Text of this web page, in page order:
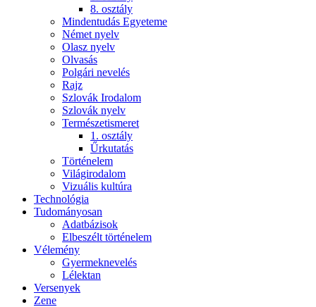
8. osztály
Mindentudás Egyeteme
Német nyelv
Olasz nyelv
Olvasás
Polgári nevelés
Rajz
Szlovák Irodalom
Szlovák nyelv
Természetismeret
1. osztály
Űrkutatás
Történelem
Világirodalom
Vizuális kultúra
Technológia
Tudományosan
Adatbázisok
Elbeszélt történelem
Vélemény
Gyermeknevelés
Lélektan
Versenyek
Zene